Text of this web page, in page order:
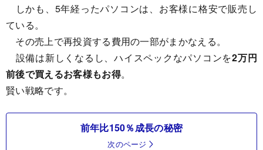
しかも、5年経ったパソコンは、お客様に格安で販売し
ている。
その売上で再投資する費用の一部がまかなえる。
設備は新しくなるし、ハイスペックなパソコンを2万円
前後で買えるお客様もお得。
賢い戦略です。
前年比150％成長の秘密
次のページ